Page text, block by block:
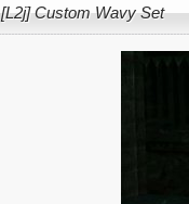
[L2j] Custom Wavy Set